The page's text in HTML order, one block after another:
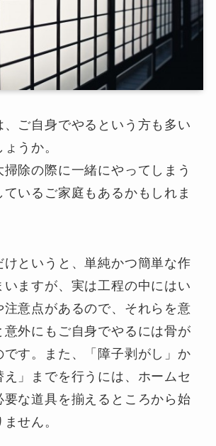
、ご自身でやるという方も多い
うか。
除の際に一緒にやってしまう
いるご家庭もあるかもしれま
けというと、単純かつ簡単な作
ますが、実は工程の中にはい
注意点があるので、それらを意
意外にもご自身でやるには骨が
です。また、「障子剥がし」か
え」までを行うには、ホームセ
要な道具を揃えるところから始
せん。